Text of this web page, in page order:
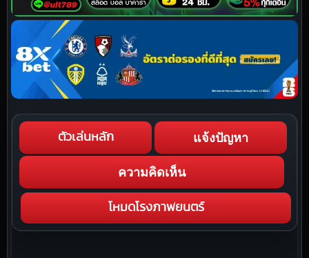
ตัวเล่นหลัก แจ้งปัญหา
ความคิดเห็น
โหมดโรงภาพยนตร์